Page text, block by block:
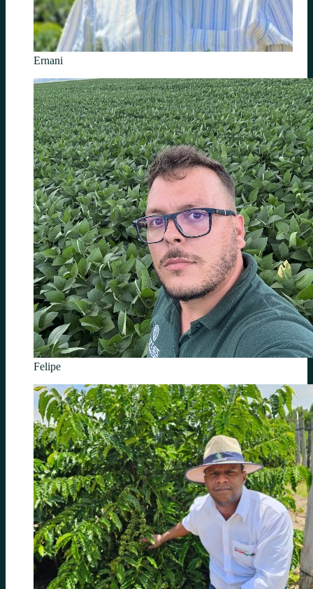
Ernani
Felipe